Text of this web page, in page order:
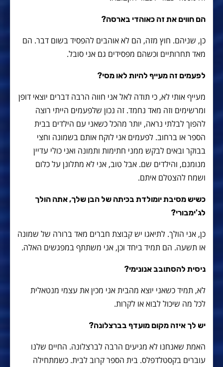
הם חווים את זה כאוהדי בארסה?
כן, שניהם. חוץ מזה, הם לא אוהבים להפסיד בשום דבר. הם
מאד תחרותיים וכשהם מפסידים גם אני סובל.
לפעמים זה מעייף להיות לאו מסי?
מעייף אותי לא, כי תודה לאל אני חווה הרבה דברים יוצאי דופן
ומרשימים וזה מאד נחמד. זה נכון שלפעמים הייתי רוצה
להפוך לבלתי נראה, יותר מהכל כשאני עם הילדים בבית
הספר או ברחוב. לפעמים אני לוקח אותם בשמונה וחצי
בבוקר ובאים לבקש ממני חתימות ותמונה ואני כולי עדיין
מנומנם, והילדים שם. אבל טוב, אני לא מתלונן על כלום
ושמח להצטלם איתם.
כשיש מסיבת יומולדת בכיתה של הבן שלך, אתה הולך
לג'ימבורי?
כן, אני הולך. לתיאגו יש קבוצת חברים מאד ברורה של שמונה
או תשעה. הם תמיד ביחד וכן, אני משתתף במפגשים האלה.
ניסית להסתובב אנונימי?
לא, תמיד כשאני יוצא מהבית אני מכין את עצמי מנטאלית
לכל מה שיכול לבוא או לקרות.
יש לך איזה מקום מועדף בברצלונה?
האמת שאנחנו לא מגיעים הרבה לברצלונה. החיים שלנו
עוברים בקסטלדפלס. בית הספר קרוב לבית. כשמתחילה